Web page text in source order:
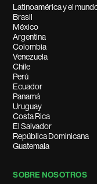
Latinoamérica y el
Brasil
México
Argentina
Colombia
Venezuela
Chile
Perú
Ecuador
Panamá
Uruguay
Costa Rica
El Salvador
República Dominicana
Guatemala
SOBRE NOSOTROS